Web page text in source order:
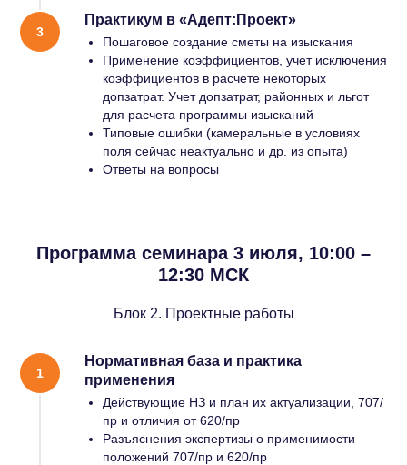
Практикум в «Адепт:Проект»
Пошаговое создание сметы на изыскания
Применение коэффициентов, учет исключения
коэффициентов в расчете некоторых
допзатрат. Учет допзатрат, районных и льгот
для расчета программы изысканий
Типовые ошибки (камеральные в условиях
поля сейчас неактуально и др. из опыта)
Ответы на вопросы
Программа семинара 3 июля, 10:00 –
12:30 МСК
Блок 2. Проектные работы
Нормативная база и практика
применения
Действующие НЗ и план их актуализации, 707/
пр и отличия от 620/пр
Разъяснения экспертизы о применимости
положений 707/пр и 620/пр